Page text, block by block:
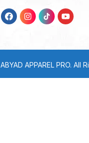
ABYAD APPAREL PRO. All